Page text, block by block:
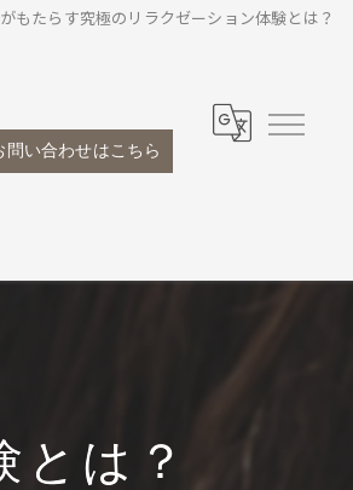
もたらす究極のリラクゼーション体験とは？
問い合わせはこちら
は？